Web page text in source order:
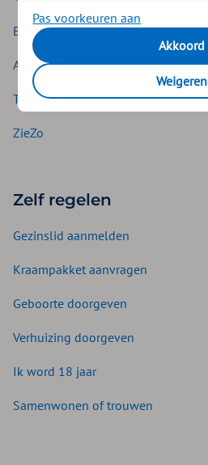
Basisverzekering
Aanvullende verzekering
Tandverzekering
ZieZo
Zelf regelen
Gezinslid aanmelden
Kraampakket aanvragen
Geboorte doorgeven
Verhuizing doorgeven
Ik word 18 jaar
Samenwonen of trouwen
Pas voorkeuren aan
Akkoord
Weigeren